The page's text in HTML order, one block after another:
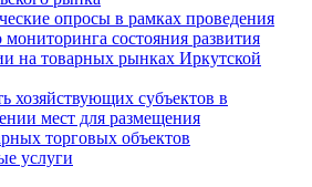
опросы в рамках проведения
мониторинга состояния развития
на товарных рынках Иркутской
хозяйствующих субъектов в
мест для размещения
торговых объектов
услуги